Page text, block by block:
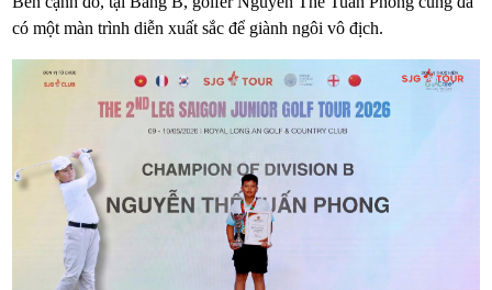
có một màn trình diễn xuất sắc để giành ngôi vô địch.